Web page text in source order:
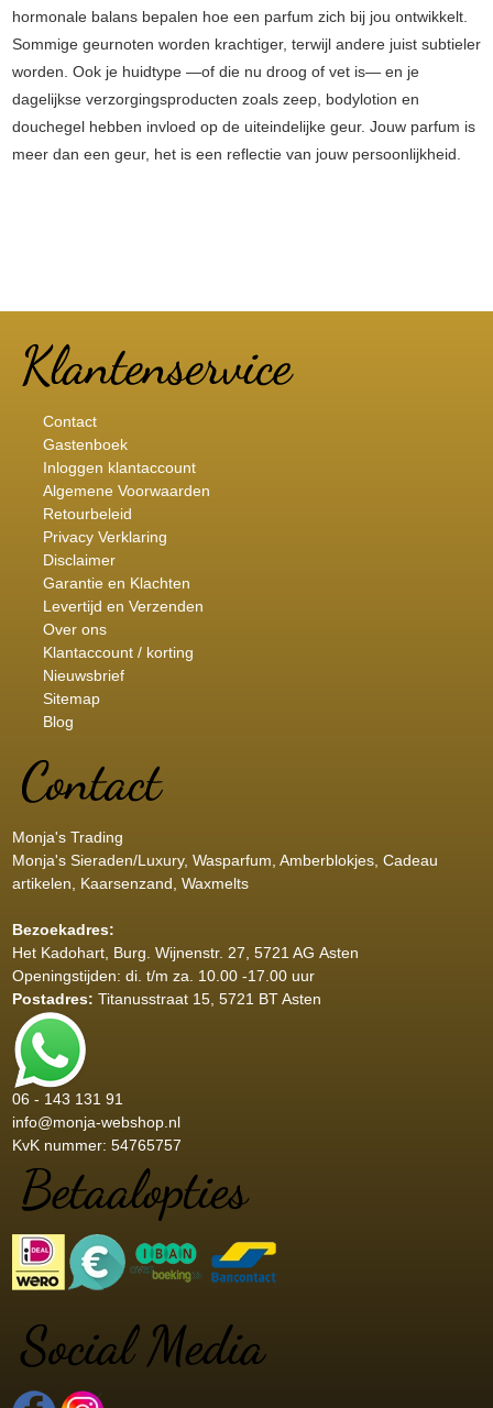
hormonale balans bepalen hoe een parfum zich bij jou ontwikkelt.
Sommige geurnoten worden krachtiger, terwijl andere juist subtieler
worden. Ook je huidtype —of die nu droog of vet is— en je
dagelijkse verzorgingsproducten zoals zeep, bodylotion en
douchegel hebben invloed op de uiteindelijke geur. Jouw parfum is
meer dan een geur, het is een reflectie van jouw persoonlijkheid.
Contact
Gastenboek
Inloggen klantaccount
Algemene Voorwaarden
Retourbeleid
Privacy Verklaring
Disclaimer
Garantie en Klachten
Levertijd en Verzenden
Over ons
Klantaccount / korting
Nieuwsbrief
Sitemap
Blog
Monja's Trading
Monja's Sieraden/Luxury, Wasparfum, Amberblokjes, Cadeau
artikelen, Kaarsenzand, Waxmelts
Bezoekadres:
Het Kadohart, Burg. Wijnenstr. 27, 5721 AG Asten
Openingstijden: di. t/m za. 10.00 -17.00 uur
Postadres: Titanusstraat 15, 5721 BT Asten
06 - 143 131 91
info@monja-webshop.nl
KvK nummer: 54765757